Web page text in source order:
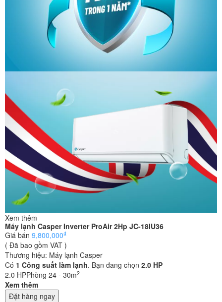
Xem thêm
Máy lạnh Casper Inverter ProAir 2Hp JC-18IU36
Giá bán 9,800,000₫
( Đã bao gồm VAT )
Thương hiệu: Máy lạnh Casper
Có 1 Công suất làm lạnh. Bạn đang chọn 2.0 HP
2.0 HPPhòng 24 - 30m2
Xem thêm
Đặt hàng ngay